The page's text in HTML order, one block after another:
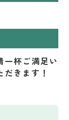
一杯ご満足い
きます！